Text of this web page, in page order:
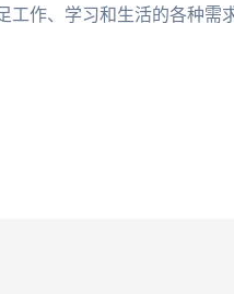
工作、学习和生活的各种需